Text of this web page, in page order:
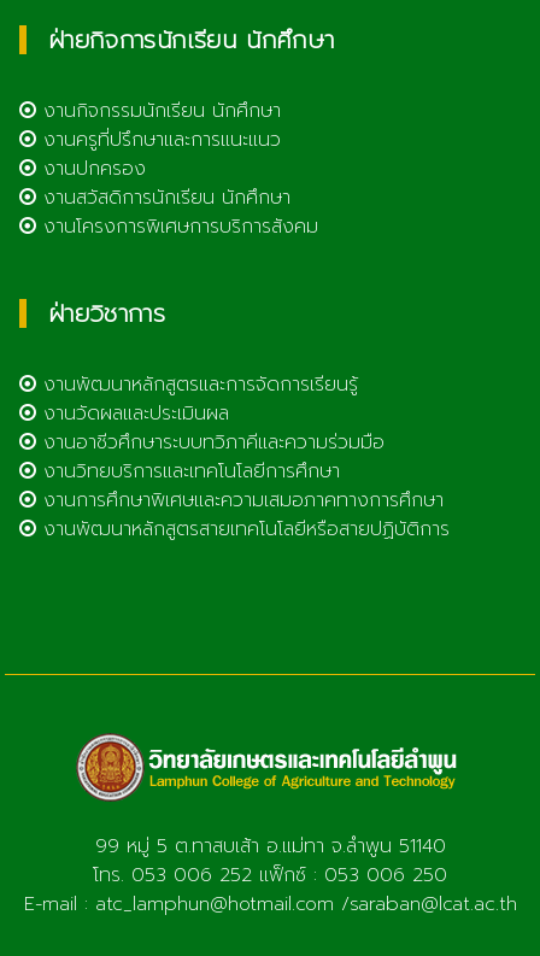
ฝ่ายกิจการนักเรียน นักศึกษา
งานกิจกรรมนักเรียน นักศึกษา
งานครูที่ปรึกษาและการแนะแนว
งานปกครอง
งานสวัสดิการนักเรียน นักศึกษา
งานโครงการพิเศษการบริการสังคม
ฝ่ายวิชาการ
งานพัฒนาหลักสูตรและการจัดการเรียนรู้
งานวัดผลและประเมินผล
งานอาชีวศึกษาระบบทวิภาคีและความร่วมมือ
งานวิทยบริการและเทคโนโลยีการศึกษา
งานการศึกษาพิเศษและความเสมอภาคทางการศึกษา
งานพัฒนาหลักสูตรสายเทคโนโลยีหรือสายปฏิบัติการ
99 หมู่ 5 ต.ทาสบเส้า อ.แม่ทา จ.ลำพูน 51140
โทร. 053 006 252 แฟ็กซ์ : 053 006 250
E-mail : atc_lamphun@hotmail.com /saraban@lcat.ac.th